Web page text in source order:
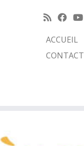
ACCUEIL
CONTACT